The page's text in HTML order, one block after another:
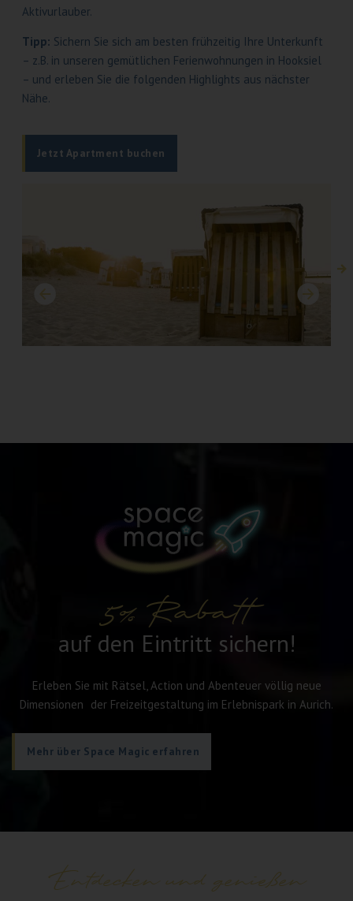
Aktivurlauber.
Tipp: Sichern Sie sich am besten frühzeitig Ihre Unterkunft
– z.B. in unseren gemütlichen Ferienwohnungen in Hooksiel
– und erleben Sie die folgenden Highlights aus nächster
Nähe.
Jetzt Apartment buchen
5% Rabatt
auf den Eintritt sichern!
Erleben Sie mit Rätsel, Action und Abenteuer völlig neue
Dimensionen der Freizeitgestaltung im Erlebnispark in Aurich.
Mehr über Space Magic erfahren
Entdecken und genießen